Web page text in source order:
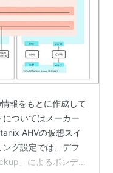
報をもとに作成して
ついてはメーカー
AHVの仮想スイ
グ設定では、デフ
」によるボンデ